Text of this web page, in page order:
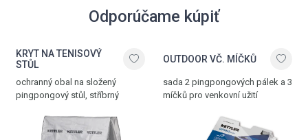
Odporúčame kúpiť
KRYT NA TENISOVÝ
STŮL
ochranný obal na složený
pingpongový stůl, stříbrný
OUTDOOR VČ. MÍČKŮ
sada 2 pingpongových pálek a 3
míčků pro venkovní užití